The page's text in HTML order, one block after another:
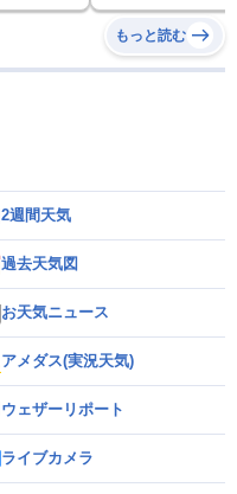
もっと読む
2週間天気
過去天気図
お天気ニュース
アメダス(実況天気)
ウェザーリポート
ライブカメラ